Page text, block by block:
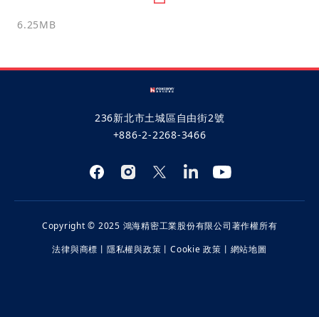
6.25MB
236新北市土城區自由街2號
+886-2-2268-3466
Copyright © 2025 鴻海精密工業股份有限公司著作權所有
法律與商標 丨 隱私權與政策 丨Cookie 政策 丨 網站地圖